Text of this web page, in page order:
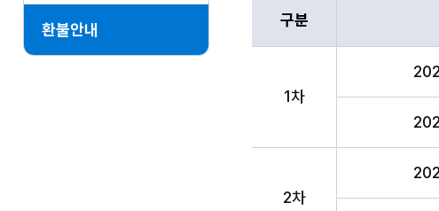
환불안내
구분
1차
2차